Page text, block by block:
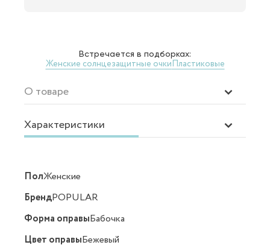
Встречается в подборках:
Женские солнцезащитные очкиПластиковые
О товаре
Характеристики
ПолЖенские
БрендPOPULAR
Форма оправыБабочка
Цвет оправыБежевый